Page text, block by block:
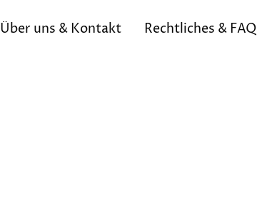
Über uns & Kontakt Rechtliches & FAQ